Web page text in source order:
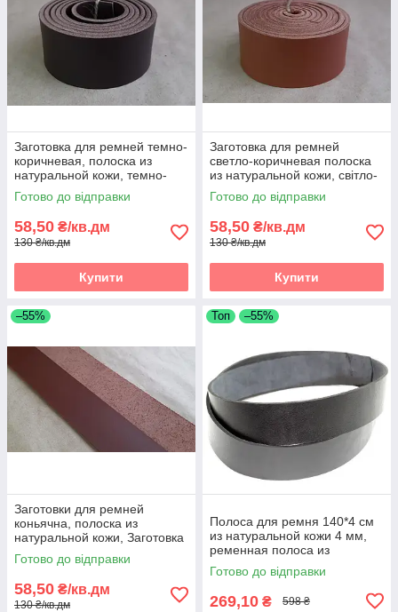
Заготовка для ремней темно-
коричневая, полоска из
натуральной кожи, темно-
коричнева реміна полоса зі
шкіри
Готово до відправки
58,50 ₴/кв.дм
130 ₴/кв.дм
Купити
Заготовка для ремней
светло-коричневая полоска
из натуральной кожи, світло-
коричнева реміна полоса зі
шкіри
Готово до відправки
58,50 ₴/кв.дм
130 ₴/кв.дм
Купити
–55%
Заготовки для ремней
коньячна, полоска из
натуральной кожи, Заготовка
для ременя чорна, полоски зі
шкіри
Готово до відправки
58,50 ₴/кв.дм
130 ₴/кв.дм
Топ –55%
Полоса для ремня 140*4 см
из натуральной кожи 4 мм,
ременная полоса из
натуральной кожи 1400*40
мм, черная
Готово до відправки
269,10 ₴ 598 ₴